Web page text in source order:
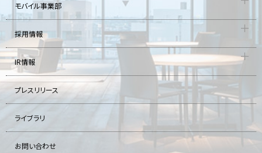
モバイル事業部
採用情報
IR情報
プレスリリース
ライブラリ
お問い合わせ